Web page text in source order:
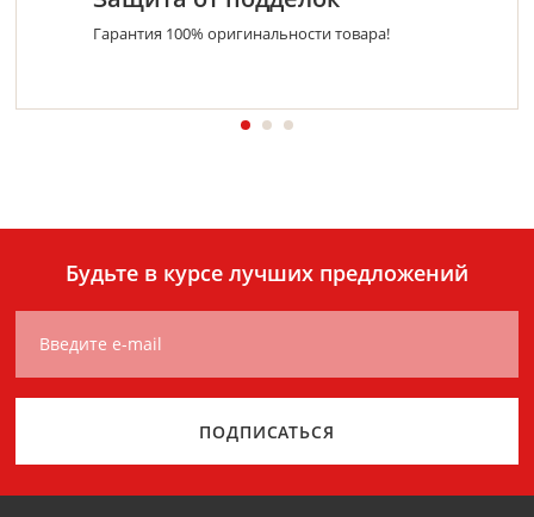
Гарантия 100% оригинальности товара!
Будьте в курсе лучших предложений
Введите e-mail
ПОДПИСАТЬСЯ